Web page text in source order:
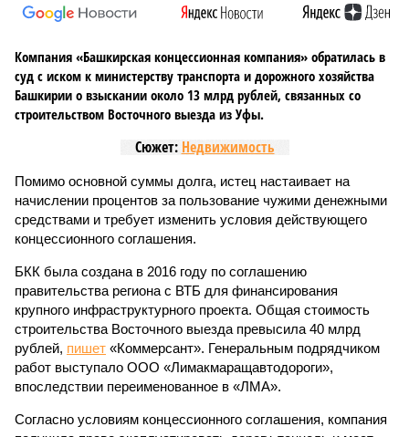
Компания «Башкирская концессионная компания» обратилась в
суд с иском к министерству транспорта и дорожного хозяйства
Башкирии о взыскании около 13 млрд рублей, связанных со
строительством Восточного выезда из Уфы.
Сюжет: Недвижимость
Помимо основной суммы долга, истец настаивает на
начислении процентов за пользование чужими денежными
средствами и требует изменить условия действующего
концессионного соглашения.
БКК была создана в 2016 году по соглашению
правительства региона с ВТБ для финансирования
крупного инфраструктурного проекта. Общая стоимость
строительства Восточного выезда превысила 40 млрд
рублей, пишет «Коммерсант». Генеральным подрядчиком
работ выступало ООО «Лимакмаращавтодороги»,
впоследствии переименованное в «ЛМА».
Согласно условиям концессионного соглашения, компания